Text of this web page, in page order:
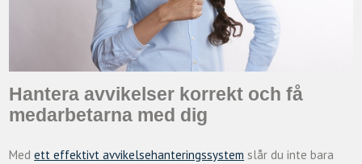
Hantera avvikelser korrekt och få
medarbetarna med dig
Medett effektivt avvikelsehanteringssystem slår du inte bara